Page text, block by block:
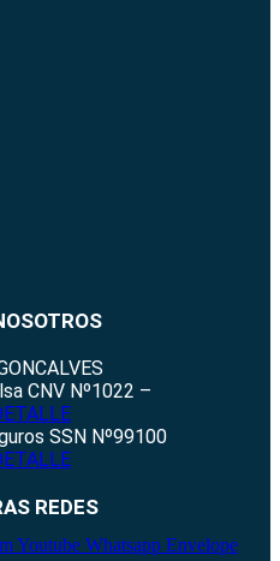
CNV Nº1022 –
SSN Nº99100
REDES
Youtube Whatsapp Envelope